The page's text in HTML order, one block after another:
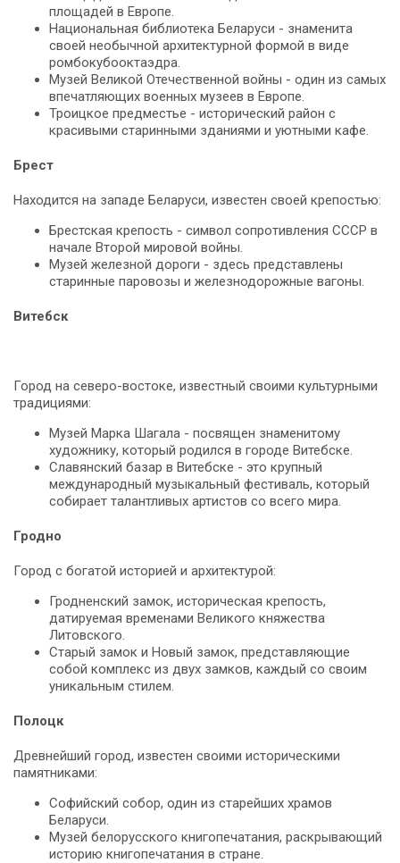
площадей в Европе.
Национальная библиотека Беларуси - знаменита
своей необычной архитектурной формой в виде
ромбокубооктаэдра.
Музей Великой Отечественной войны - один из самых
впечатляющих военных музеев в Европе.
Троицкое предместье - исторический район с
красивыми старинными зданиями и уютными кафе.
Брест
Находится на западе Беларуси, известен своей крепостью:
Брестская крепость - символ сопротивления СССР в
начале Второй мировой войны.
Музей железной дороги - здесь представлены
старинные паровозы и железнодорожные вагоны.
Витебск
Город на северо-востоке, известный своими культурными
традициями:
Музей Марка Шагала - посвящен знаменитому
художнику, который родился в городе Витебске.
Славянский базар в Витебске - это крупный
международный музыкальный фестиваль, который
собирает талантливых артистов со всего мира.
Гродно
Город с богатой историей и архитектурой:
Гродненский замок, историческая крепость,
датируемая временами Великого княжества
Литовского.
Старый замок и Новый замок, представляющие
собой комплекс из двух замков, каждый со своим
уникальным стилем.
Полоцк
Древнейший город, известен своими историческими
памятниками:
Софийский собор, один из старейших храмов
Беларуси.
Музей белорусского книгопечатания, раскрывающий
историю книгопечатания в стране.